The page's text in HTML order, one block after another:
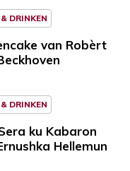
DRINKEN
van Robèrt
DRINKEN
ku Kabaron
Hellemun